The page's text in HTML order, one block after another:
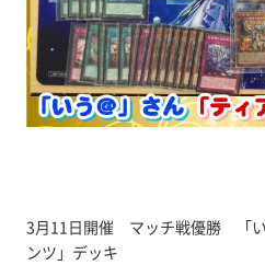
3月11日開催 マッチ戦優勝 「
ンツ」デッキ